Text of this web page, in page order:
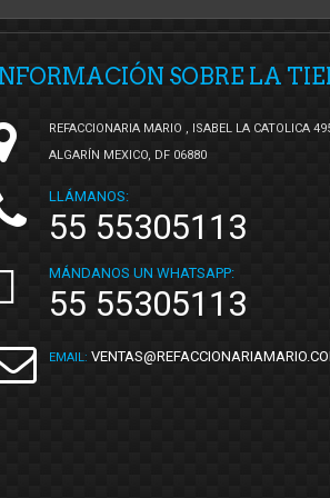
SOBRE LA
REFACCIONARIA MARIO , ISABEL LA CATOLICA
ALGARÍN MEXICO, DF 06880
LLÁMANOS:
55 55305113
MÁNDANOS UN WHATSAPP:
55 55305113
EMAIL: